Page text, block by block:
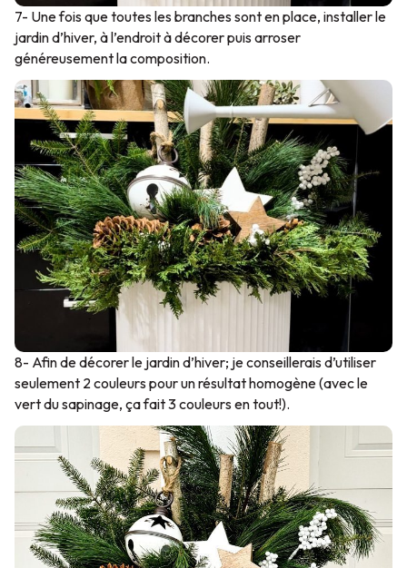
7- Une fois que toutes les branches sont en place, installer le
jardin d’hiver, à l’endroit à décorer puis arroser
généreusement la composition.
8- Afin de décorer le jardin d’hiver; je conseillerais d’utiliser
seulement 2 couleurs pour un résultat homogène (avec le
vert du sapinage, ça fait 3 couleurs en tout!).